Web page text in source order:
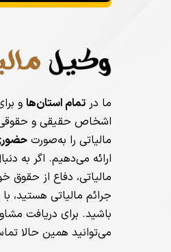
ما در تمام استان‌ها و
اشخاص حقیقی و
مالیاتی را به‌صورت
ارائه می‌دهیم. اگر به
مالیاتی، دفاع از حقوق
جرائم مالیاتی هستید،
باشید. برای دریافت
می‌توانید همین حالا